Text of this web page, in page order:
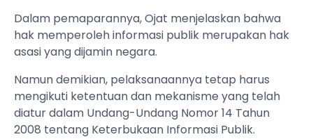
Dalam pemaparannya, Ojat menjelaskan bahwa
hak memperoleh informasi publik merupakan hak
asasi yang dijamin negara.
Namun demikian, pelaksanaannya tetap harus
mengikuti ketentuan dan mekanisme yang telah
diatur dalam Undang-Undang Nomor 14 Tahun
2008 tentang Keterbukaan Informasi Publik.